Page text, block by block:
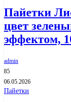
Пайетки
цвет
эффектом,
admin
85
06.05.2026
Пайетки